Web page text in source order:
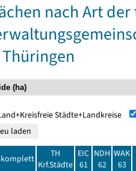
nach Art
Städte+Landkreise
komplett
TH
Krf.Städte
EIC
61
NDH
62
WAK
63